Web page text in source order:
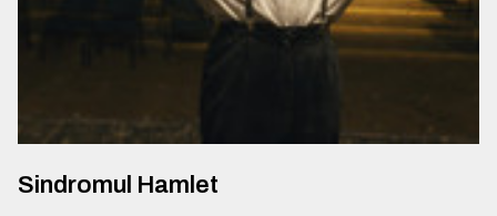
Sindromul Hamlet